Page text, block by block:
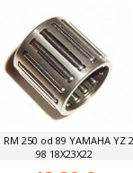
RM 250 od 89 YAMAHA YZ
98 18X23X22